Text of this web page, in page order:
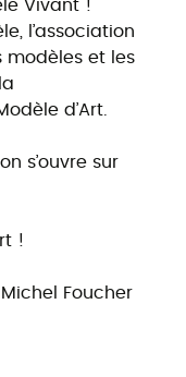
Vivant !
l’association
modèles et les
d’Art.
s’ouvre sur
!
Foucher